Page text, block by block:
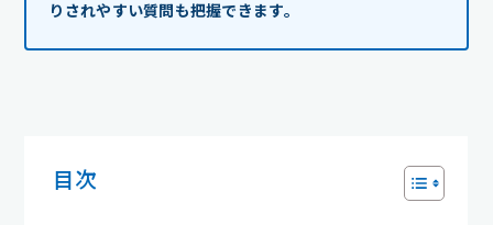
りされやすい質問も把握できます。
目次